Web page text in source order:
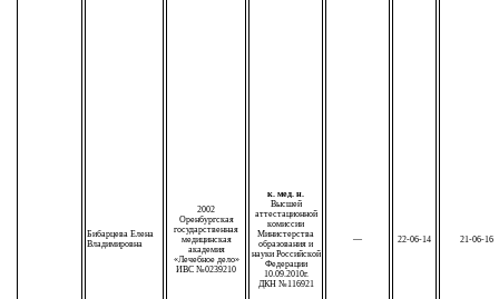
Бибарцева Елена
Владимировна
2002
Оренбургская
государственная
медицинская
академия
«Лечебное дело»
ИВС №0239210
к. мед. н.
Высшей
аттестационной
комиссии
Министерства
образования и
науки Российской
Федерации
10.09.2010г.
ДКН №116921
— 22-06-14 21-06-16